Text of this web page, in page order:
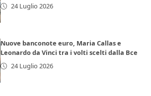
24 Luglio 2026
Nuove banconote euro, Maria Callas e
Leonardo da Vinci tra i volti scelti dalla Bce
24 Luglio 2026